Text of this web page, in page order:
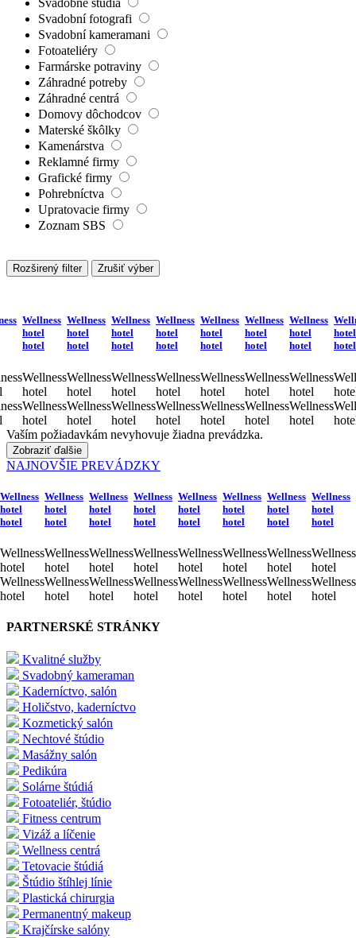
Svadobné štúdiá
Svadobní fotografi
Svadobní kameramani
Fotoateliéry
Farmárske potraviny
Záhradné potreby
Záhradné centrá
Domovy dôchodcov
Materské škôlky
Kamenárstva
Reklamné firmy
Grafické firmy
Pohrebníctva
Upratovacie firmy
Zoznam SBS
Rozširený filter Zrušiť výber
Wellness
hotel
hotel
Wellness
hotel
Wellness
hotel
Wellness
hotel
hotel
Wellness
hotel
Wellness
hotel
Wellness
hotel
hotel
Wellness
hotel
Wellness
hotel
Wellness
hotel
hotel
Wellness
hotel
Wellness
hotel
Wellness
hotel
hotel
Wellness
hotel
Wellness
hotel
Wellness
hotel
hotel
Wellness
hotel
Wellness
hotel
Wellness
hotel
hotel
Wellness
hotel
Wellness
hotel
hotel
hotel
Vaším požiadavkám nevyhovuje žiadna prevádzka.
Zobraziť ďalšie
NAJNOVŠIE PREVÁDZKY
Wellness
hotel
hotel
Wellness
hotel
Wellness
hotel
Wellness
hotel
hotel
Wellness
hotel
Wellness
hotel
Wellness
hotel
hotel
Wellness
hotel
Wellness
hotel
Wellness
hotel
hotel
Wellness
hotel
Wellness
hotel
Wellness
hotel
hotel
Wellness
hotel
Wellness
hotel
Wellness
hotel
hotel
Wellness
hotel
Wellness
hotel
Wellness
hotel
hotel
Wellness
hotel
Wellness
hotel
Wellness
hotel
hotel
Wellness
hotel
Wellness
hotel
PARTNERSKÉ STRÁNKY
Kvalitné služby
Svadobný kameraman
Kaderníctvo, salón
Holičstvo, kaderníctvo
Kozmetický salón
Nechtové štúdio
Masážny salón
Pedikúra
Solárne štúdiá
Fotoateliér, štúdio
Fitness centrum
Vizáž a líčenie
Wellness centrá
Tetovacie štúdiá
Štúdio štíhlej línie
Plastická chirurgia
Permanentný makeup
Krajčírske salóny